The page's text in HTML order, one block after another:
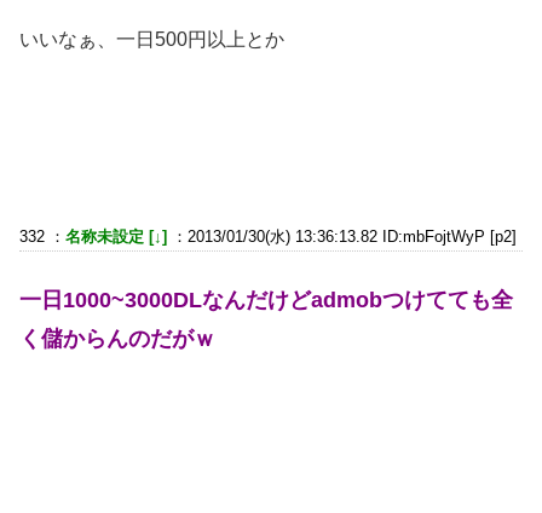
いいなぁ、一日500円以上とか
332 ： 名称未設定 [↓] ：2013/01/30(水) 13:36:13.82 ID:mbFojtWyP [p2]
一日1000~3000DLなんだけどadmobつけてても全
く儲からんのだがｗ